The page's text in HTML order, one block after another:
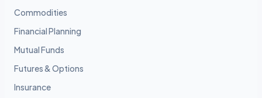
Commodities
Financial Planning
Mutual Funds
Futures & Options
Insurance